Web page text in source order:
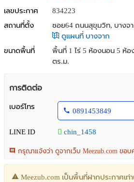
เลขประกาศ
834223
สถานที่ตั้ง
ซอย64 ถนนสุขุมวิท, บางจ
ดูแผนที่ บางจาก
ขนาดพื้นที่
พื้นที่ 1 ไร่ 5 ห้องนอน 5 ห้อ
ตร.ม.
การติดต่อ
เบอร์โทร
0891453849
LINE ID chin_1458
กรุณาแจ้งว่า ดูจากเว็บ Meezub.com ขอ
Meezub.com เป็นพื้นที่ฝากประกาศเท่